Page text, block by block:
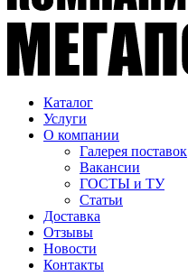
Каталог
Услуги
О компании
Галерея поставок
Вакансии
ГОСТЫ и ТУ
Статьи
Доставка
Отзывы
Новости
Контакты